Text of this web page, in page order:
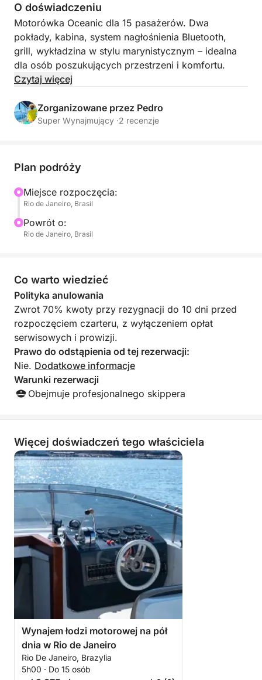
O doświadczeniu
Motorówka Oceanic dla 15 pasażerów. Dwa
pokłady, kabina, system nagłośnienia Bluetooth,
grill, wykładzina w stylu marynistycznym – idealna
dla osób poszukujących przestrzeni i komfortu.
Czytaj więcej
Zorganizowane przez Pedro
Super Wynajmujący ·2 recenzje
Plan podróży
Miejsce rozpoczęcia:
Rio de Janeiro, Brasil
Powrót o:
Rio de Janeiro, Brasil
Co warto wiedzieć
Polityka anulowania
Zwrot 70% kwoty przy rezygnacji do 10 dni przed
rozpoczęciem czarteru, z wyłączeniem opłat
serwisowych i prowizji.
Prawo do odstąpienia od tej rezerwacji:
Nie. Dodatkowe informacje
Warunki rezerwacji
Obejmuje profesjonalnego skippera
Więcej doświadczeń tego właściciela
Wynajem łodzi motorowej na pół
dnia w Rio de Janeiro
Rio De Janeiro, Brazylia
5h00 · Do 15 osób